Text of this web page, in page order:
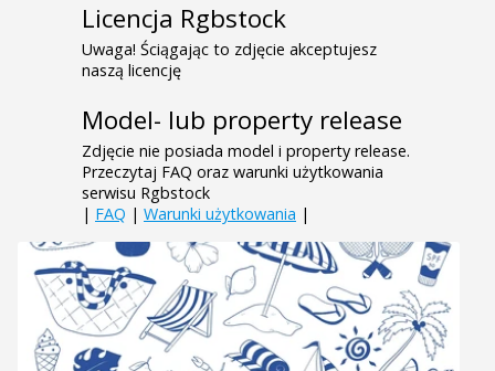
Licencja Rgbstock
Uwaga! Ściągając to zdjęcie akceptujesz
naszą licencję
Model- lub property release
Zdjęcie nie posiada model i property release.
Przeczytaj FAQ oraz warunki użytkowania
serwisu Rgbstock
| FAQ | Warunki użytkowania |